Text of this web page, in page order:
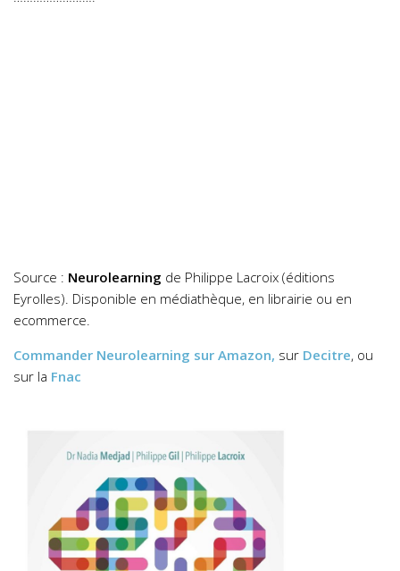
Source : Neurolearning de Philippe Lacroix (éditions
Eyrolles). Disponible en médiathèque, en librairie ou en
ecommerce.
Commander Neurolearning sur Amazon, sur Decitre, ou
sur la Fnac